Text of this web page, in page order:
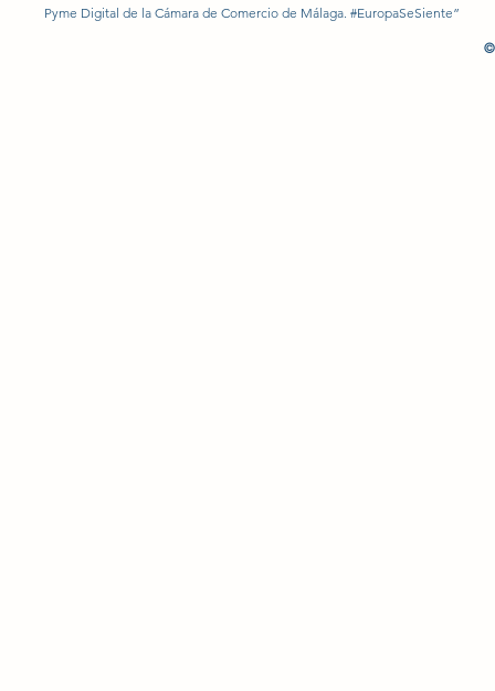
Pyme Digital de la Cámara de Comercio de Málaga. #EuropaSeSiente”
©